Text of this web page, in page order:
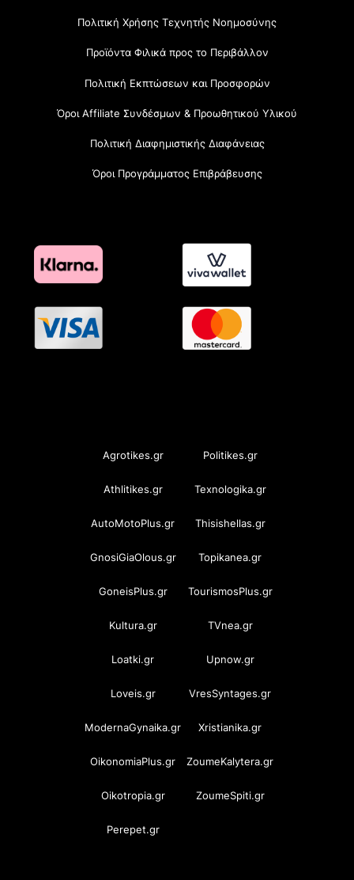
Πολιτική Χρήσης Τεχνητής Νοημοσύνης
Προϊόντα Φιλικά προς το Περιβάλλον
Πολιτική Εκπτώσεων και Προσφορών
Όροι Affiliate Συνδέσμων & Προωθητικού Υλικού
Πολιτική Διαφημιστικής Διαφάνειας
Όροι Προγράμματος Επιβράβευσης
Agrotikes.gr Politikes.gr
Athlitikes.gr Texnologika.gr
AutoMotoPlus.gr Thisishellas.gr
GnosiGiaOlous.gr Topikanea.gr
GoneisPlus.gr TourismosPlus.gr
Kultura.gr TVnea.gr
Loatki.gr Upnow.gr
Loveis.gr VresSyntages.gr
ModernaGynaika.gr Xristianika.gr
OikonomiaPlus.gr ZoumeKalytera.gr
Oikotropia.gr ZoumeSpiti.gr
Perepet.gr